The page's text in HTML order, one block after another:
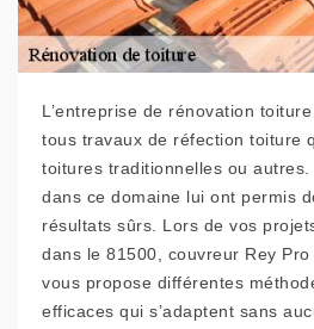
L’entreprise de rénovation
tous travaux de réfection toiture
toitures traditionnelles ou
dans ce domaine lui ont permis
résultats sûrs. Lors de vos
dans le 81500, couvreur Rey
vous propose différentes
efficaces qui s’adaptent sans